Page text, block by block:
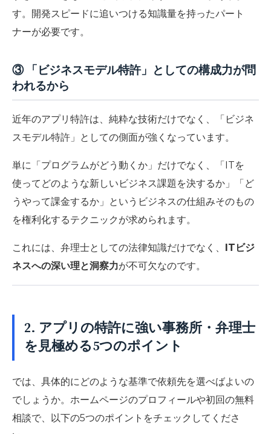
す。開発スピードに追いつける知識量を持ったパート
ナーが必要です。
③ 「ビジネスモデル特許」としての構成力が問
われるから
近年のアプリ特許は、純粋な技術だけでなく、
「ビジネ
スモデル特許」としての側面が強くなっています。
単に「プログラムがどう動くか」だけでなく、「ITを
使ってどのような新しいビジネス課題を決するか」「ど
うやって課金するか」 というビジネスの仕組みそのもの
を権利化するテクニックが求められます。
これには、弁理士としての法律知識だけでなく、
ITビジ
ネスへの深い理と洞察力が不可欠なのです。
2. アプリの特許に強い事務所・弁理士
を見極める5つのポイント
では、具体的にどのような基準で依頼先を選べばよいの
でしょうか。ホームページのプロフィールや初回の無料
相談で、以下の5つのポイントをチェックしてくださ